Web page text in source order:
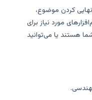
کردن موضوع،
مورد نیاز برای
یا می‌توانید